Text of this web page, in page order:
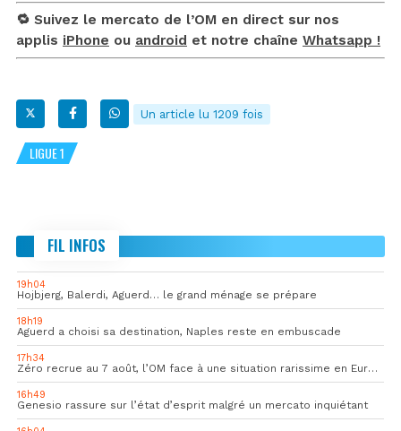
🔁 Suivez le mercato de l’OM en direct sur nos
applis iPhone ou android et notre chaîne Whatsapp !
Un article lu 1209 fois
LIGUE 1
FIL INFOS
19h04
Hojbjerg, Balerdi, Aguerd… le grand ménage se prépare
18h19
Aguerd a choisi sa destination, Naples reste en embuscade
17h34
Zéro recrue au 7 août, l’OM face à une situation rarissime en Europe
16h49
Genesio rassure sur l’état d’esprit malgré un mercato inquiétant